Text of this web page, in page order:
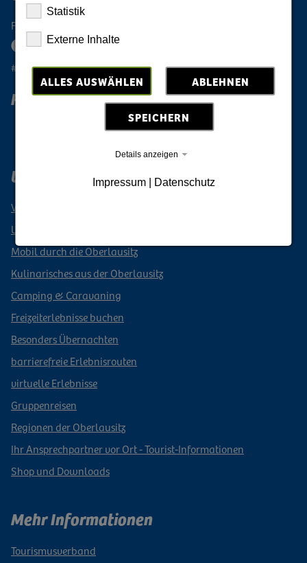
Folge der Oberlausitz
#oberlausitzeinmalig
Reiselust Oberlausitz
Newsletter abonnieren
Urlaubsregion Oberlausitz
Veranstaltungen
Urlaub buchen
Mobil durch die Oberlausitz
Kulinarisches aus der Oberlausitz
Camping & Caravaning
Freizeiterlebnisse buchen
Besonders Übernachten
barrierefreie Erlebnisrouten
virtuelle Erlebnisse
Gruppenreisen
Regionen der Oberlausitz
Ihr Ansprechpartner vor Ort - Tourist-Informationen
Shop und Downloads
Mehr Informationen
Tourismusverband
Statistik
Externe Inhalte
ALLES AUSWÄHLEN ABLEHNEN
SPEICHERN
Details anzeigen
Impressum| Datenschutz